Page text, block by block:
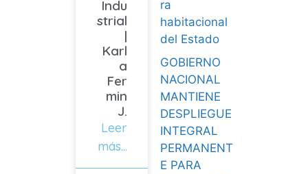
ra
habitacional
del Estado
GOBIERNO
NACIONAL
MANTIENE
DESPLIEGUE
INTEGRAL
PERMANENT
E PARA
Indu
strial
|
Karl
a
Fer
min
J.
Leer
más...